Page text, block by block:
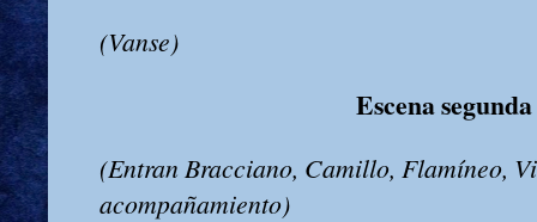
(Vanse)
Escena segunda
(Entran Bracciano, Camillo, Flamíneo,
acompañamiento)